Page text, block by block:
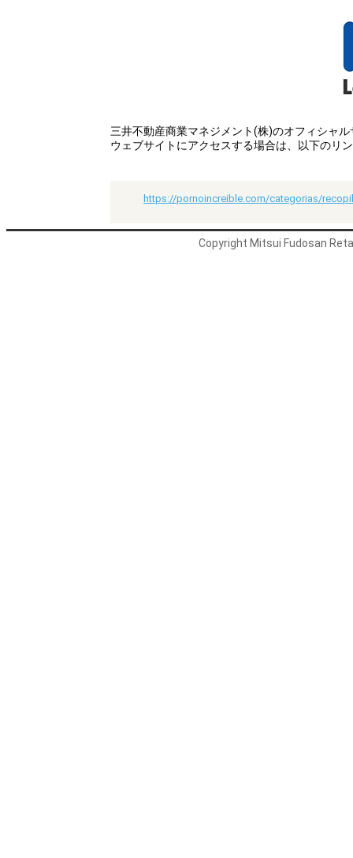
三井不動産商業マネジメント(株)のオフィシャ
ウェブサイトにアクセスする場合は、以下のリ
https://pornoincreible.com/categorias/
Copyright Mitsui Fudosan